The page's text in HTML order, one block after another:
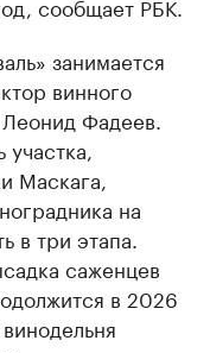
занимается
винного
Фадеев.
Маскага,
на
в три этапа.
саженцев
в 2026